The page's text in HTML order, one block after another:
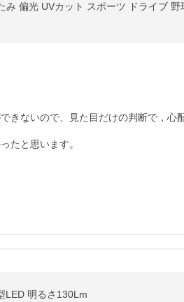
偏光 UVカット スポーツ ドライブ
きないので、見た目だけの判断で，心
たと思います。
LED 明るさ130Lm